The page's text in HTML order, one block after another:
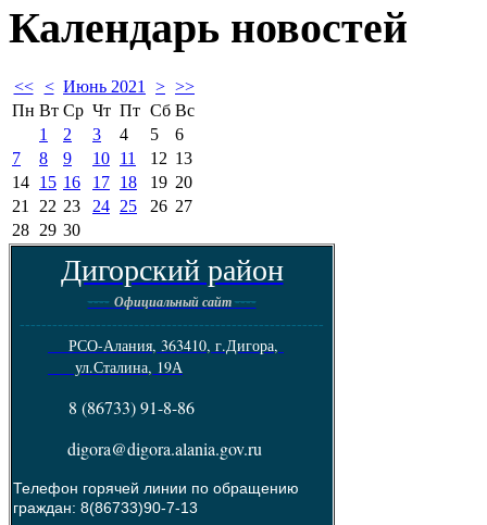
Календарь новостей
<< < Июнь 2021 > >>
Пн Вт Ср Чт Пт Сб Вс
1
2 3 4 5
6
7
8 9 10 11 12 13
14 15 16 17 18 19 20
21
22 23 24 25 26 27
28 29 30
Дигорский район
---- Официальный сайт----
--------------------------------------------------------
РСО-Алания, 363410, г.Дигора,
ул.Сталина, 19А
8 (86733) 91-8-86
digora@digora.alania.gov.ru
Телефон горячей линии по обращению
граждан: 8(86733)90-7-13